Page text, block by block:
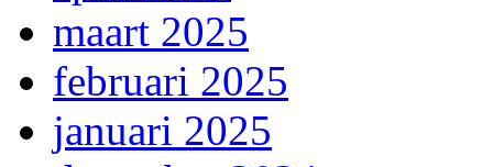
maart 2025
februari 2025
januari 2025